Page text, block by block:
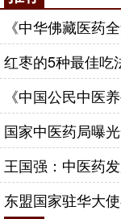
《中华佛藏医药
红枣的5种最佳吃
《中国公民中医
国家中医药局曝
王国强：中医药
东盟国家驻华大